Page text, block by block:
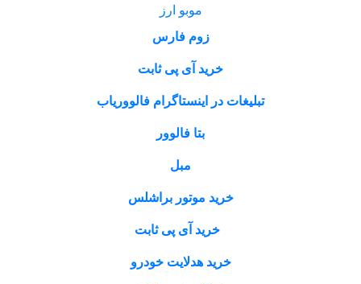
موبو ارز
زوم فارس
خرید آی پی ثابت
تبلیغات در اینستاگرام فالووریاب
بتا فالوور
خرید موتور براشلس
خرید آی پی ثابت
خرید هدلایت خودرو